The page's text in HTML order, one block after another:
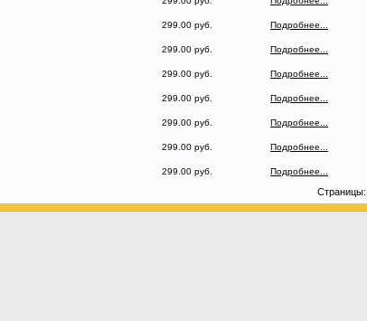
299.00 руб.
Подробнее...
299.00 руб.
Подробнее...
299.00 руб.
Подробнее...
299.00 руб.
Подробнее...
299.00 руб.
Подробнее...
299.00 руб.
Подробнее...
299.00 руб. Подробнее...
Страницы: